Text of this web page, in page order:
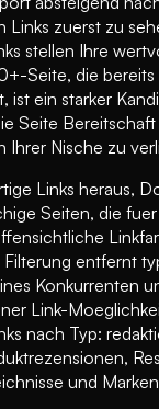
Links zuerst zu
stellen Ihre
Seite, die bereits
ist ein starker
Seite
Nische zu
Links heraus,
Seiten, die
Filterung entfernt
Konkurrenten
Link-
nach Typ:
und